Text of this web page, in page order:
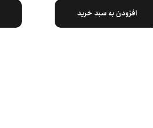
افزودن به سبد خرید